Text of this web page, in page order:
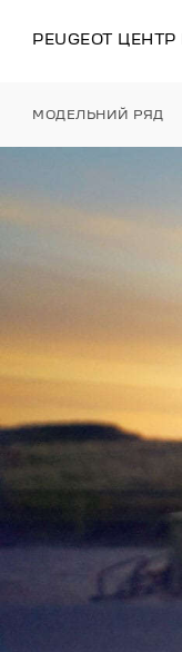
PEUGEOT ЦЕНТР
МОДЕЛЬНИЙ РЯД